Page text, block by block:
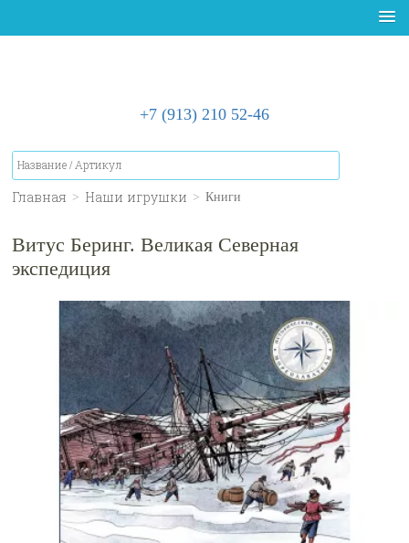
+7 (913) 210 52-46
Главная > Наши игрушки > Книги
Витус Беринг. Великая Северная
экспедиция